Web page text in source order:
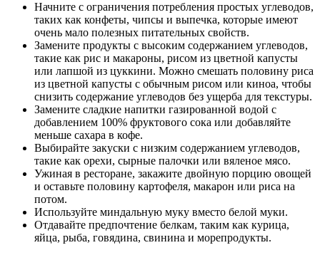
Начните с ограничения потребления простых углеводов,
таких как конфеты, чипсы и выпечка, которые имеют
очень мало полезных питательных свойств.
Замените продукты с высоким содержанием углеводов,
такие как рис и макароны, рисом из цветной капусты
или лапшой из цуккини. Можно смешать половину риса
из цветной капусты с обычным рисом или киноа, чтобы
снизить содержание углеводов без ущерба для текстуры.
Замените сладкие напитки газированной водой с
добавлением 100% фруктового сока или добавляйте
меньше сахара в кофе.
Выбирайте закуски с низким содержанием углеводов,
такие как орехи, сырные палочки или вяленое мясо.
Ужиная в ресторане, закажите двойную порцию овощей
и оставьте половину картофеля, макарон или риса на
потом.
Используйте миндальную муку вместо белой муки.
Отдавайте предпочтение белкам, таким как курица,
яйца, рыба, говядина, свинина и морепродукты.